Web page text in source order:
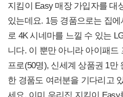
지킴이 Easy 매장 가입자를 대
있는데요. 1등 경품으로는 집
로 4K 시네마를 느낄 수 있는
니다. 이 뿐만 아니라 아이패드
프로(50명), 신세계 상품권 1만
한 경품도 여러분을 기다리고